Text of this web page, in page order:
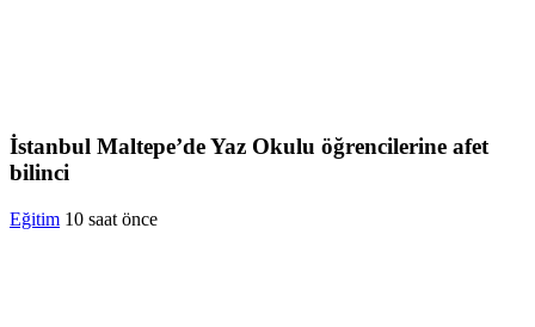
İstanbul Maltepe’de Yaz Okulu öğrencilerine afet
bilinci
Eğitim 10 saat önce